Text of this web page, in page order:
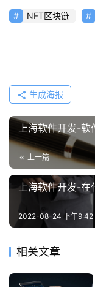
NFT区块链
生成海报
上海软件开发-软
上一篇
上海软件开发-在
2022-08-24 下午9:42
相关文章